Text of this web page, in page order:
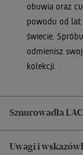
obuwia oraz
powodu od lat
świecie.
odmienisz
kolekcji.
Sznurowadła
Uwagi i